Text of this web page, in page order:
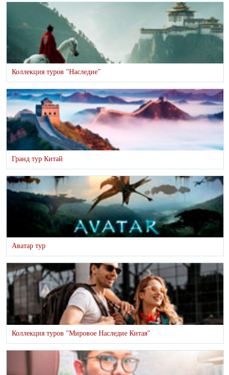
Коллекция туров "Наследие"
Гранд тур Китай
Аватар тур
Коллекция туров "Мировое Наследие Китая"